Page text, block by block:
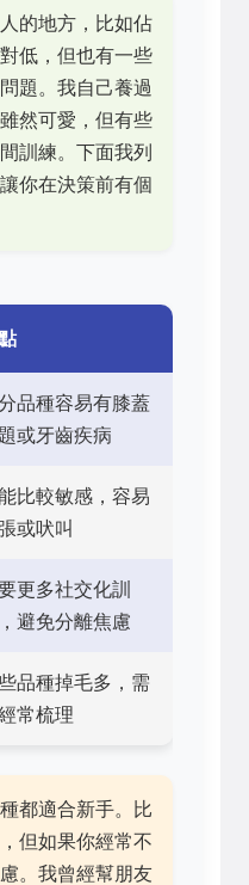
的地方，比如佔
低，但也有一些
題。我自己養過
然可愛，但有些
訓練。下面我列
你在決策前有個
品種容易有膝蓋
或牙齒疾病
比較敏感，容易
或吠叫
更多社交化訓
避免分離焦慮
品種掉毛多，需
常梳理
都適合新手。比
但如果你經常不
。我曾經幫朋友